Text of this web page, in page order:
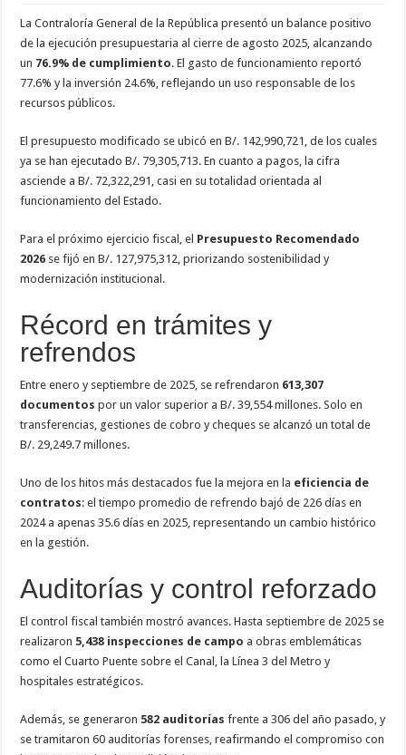
La Contraloría General de la República presentó un balance positivo
de la ejecución presupuestaria al cierre de agosto 2025, alcanzando
un 76.9% de cumplimiento. El gasto de funcionamiento reportó
77.6% y la inversión 24.6%, reflejando un uso responsable de los
recursos públicos.
El presupuesto modificado se ubicó en B/. 142,990,721, de los cuales
ya se han ejecutado B/. 79,305,713. En cuanto a pagos, la cifra
asciende a B/. 72,322,291, casi en su totalidad orientada al
funcionamiento del Estado.
Para el próximo ejercicio fiscal, el Presupuesto Recomendado
2026 se fijó en B/. 127,975,312, priorizando sostenibilidad y
modernización institucional.
Récord en trámites y
refrendos
Entre enero y septiembre de 2025, se refrendaron 613,307
documentos por un valor superior a B/. 39,554 millones. Solo en
transferencias, gestiones de cobro y cheques se alcanzó un total de
B/. 29,249.7 millones.
Uno de los hitos más destacados fue la mejora en la eficiencia de
contratos: el tiempo promedio de refrendo bajó de 226 días en
2024 a apenas 35.6 días en 2025, representando un cambio histórico
en la gestión.
Auditorías y control reforzado
El control fiscal también mostró avances. Hasta septiembre de 2025 se
realizaron 5,438 inspecciones de campo a obras emblemáticas
como el Cuarto Puente sobre el Canal, la Línea 3 del Metro y
hospitales estratégicos.
Además, se generaron 582 auditorías frente a 306 del año pasado, y
se tramitaron 60 auditorías forenses, reafirmando el compromiso con